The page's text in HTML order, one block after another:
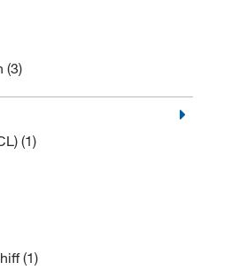
(3)
(1)
(1)